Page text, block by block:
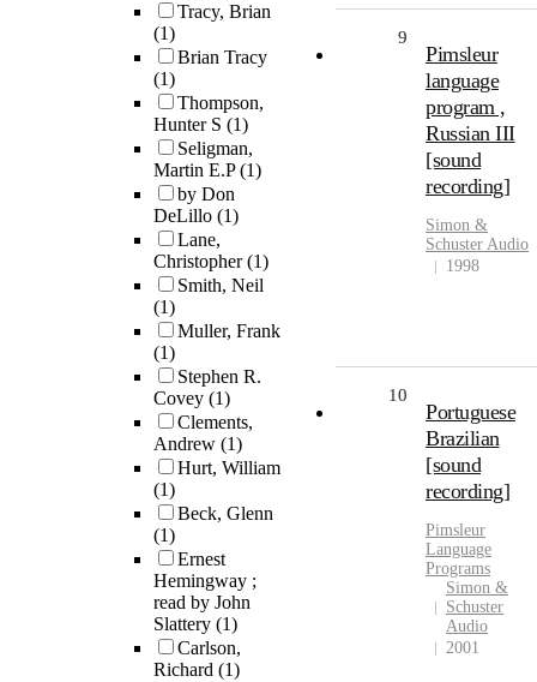
Tracy, Brian
(1)
Brian Tracy
(1)
Thompson,
Hunter S (1)
Seligman,
Martin E.P(1)
by Don
DeLillo (1)
Lane,
Christopher(1)
Smith, Neil
(1)
Muller, Frank
(1)
Stephen R.
Covey (1)
Clements,
Andrew (1)
Hurt, William
(1)
Beck, Glenn
(1)
Ernest
Hemingway ;
read by John
Slattery (1)
Carlson,
Richard (1)
9
Pimsleur
language
program ,
Russian III
[sound
recording]
Simon &
Schuster Audio
1998
10
Portuguese
Brazilian
[sound
recording]
Pimsleur
Language
Programs
Simon &
Schuster
Audio
2001